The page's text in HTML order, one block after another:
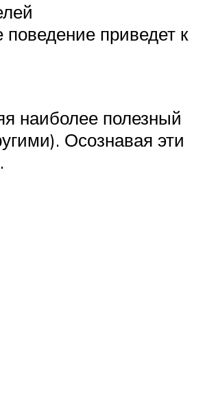
приведет к
наиболее полезный
Осознавая эти